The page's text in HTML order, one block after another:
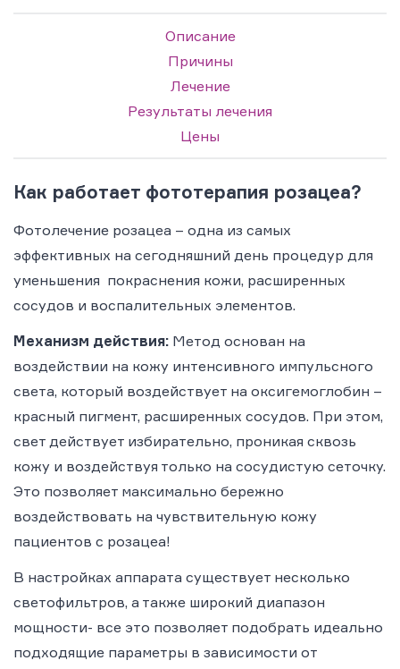
Описание
Причины
Лечение
Результаты лечения
Цены
Как работает фототерапия розацеа?
Фотолечение розацеа – одна из самых
эффективных на сегодняшний день процедур для
уменьшения покраснения кожи, расширенных
сосудов и воспалительных элементов.
Механизм действия: Метод основан на
воздействии на кожу интенсивного импульсного
света, который воздействует на оксигемоглобин –
красный пигмент, расширенных сосудов. При этом,
свет действует избирательно, проникая сквозь
кожу и воздействуя только на сосудистую сеточку.
Это позволяет максимально бережно
воздействовать на чувствительную кожу
пациентов с розацеа!
В настройках аппарата существует несколько
светофильтров, а также широкий диапазон
мощности- все это позволяет подобрать идеально
подходящие параметры в зависимости от